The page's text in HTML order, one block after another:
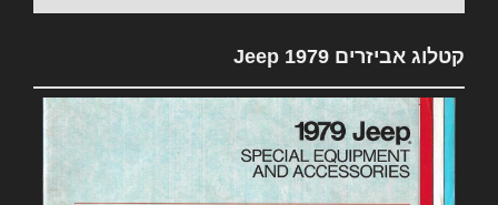
קטלוג אביזרים 1979 Jeep